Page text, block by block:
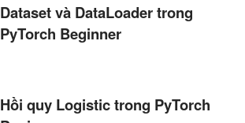
Dataset và DataLoader trong
PyTorch Beginner
Hồi quy Logistic trong PyTorch